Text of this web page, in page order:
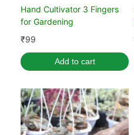
Hand Cultivator 3 Fingers
for Gardening
₹99
Add to cart